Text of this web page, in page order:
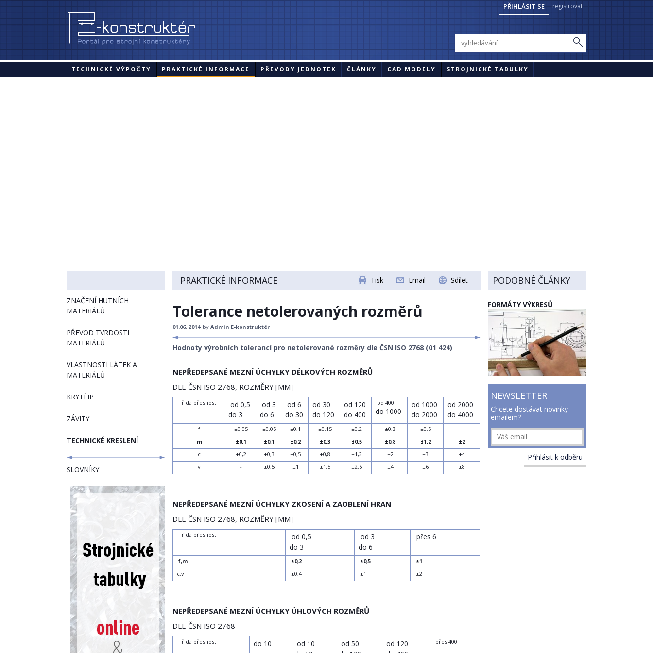
PŘIHLÁSIT SE registrovat
TECHNICKÉ VÝPOČTY PRAKTICKÉ INFORMACE PŘEVODY JEDNOTEK ČLÁNKY CAD MODELY STROJNICKÉ TABULKY
ZNAČENÍ HUTNÍCH
MATERIÁLŮ
PŘEVOD TVRDOSTI
MATERIÁLŮ
VLASTNOSTI LÁTEK A
MATERIÁLŮ
KRYTÍ IP
ZÁVITY
TECHNICKÉ KRESLENÍ
SLOVNÍKY
PRAKTICKÉ INFORMACE Tisk Email Sdílet
Tolerance netolerovaných rozměrů
01.06. 2014 by Admin E-konstruktér
Hodnoty výrobních tolerancí pro netolerované rozměry dle ČSN ISO 2768 (01 424)
NEPŘEDEPSANÉ MEZNÍ ÚCHYLKY DÉLKOVÝCH ROZMĚRŮ
DLE ČSN ISO 2768, ROZMĚRY [MM]
Třída přesnosti
od 0,5
do 3
od 3
do 6
od 6
do 30
od 30
do 120
od 120
do 400
od 400
do 1000
od 1000
do 2000
od 2000
do 4000
f ±0,05 ±0,05 ±0,1 ±0,15 ±0,2 ±0,3 ±0,5
-
m
±0,1 ±0,1 ±0,2 ±0,3 ±0,5 ±0,8 ±1,2
±2
c
±0,2 ±0,3 ±0,5 ±0,8 ±1,2 ±2 ±3
±4
v
- ±0,5 ±1 ±1,5 ±2,5 ±4 ±6 ±8
NEPŘEDEPSANÉ MEZNÍ ÚCHYLKY ZKOSENÍ A ZAOBLENÍ HRAN
DLE ČSN ISO 2768, ROZMĚRY [MM]
Třída přesnosti
od 0,5
do 3
od 3
do 6
přes 6
f,m ±0,2 ±0,5
±1
c,v
±0,4 ±1 ±2
NEPŘEDEPSANÉ MEZNÍ ÚCHYLKY ÚHLOVÝCH ROZMĚRŮ
DLE ČSN ISO 2768
Třída přesnosti do 10
od 10
od 50
od 120
přes 400
PODOBNÉ ČLÁNKY
FORMÁTY VÝKRESŮ
NEWSLETTER
Chcete dostávat novinky
emailem?